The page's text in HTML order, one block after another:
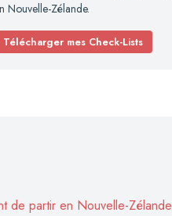
Nouvelle-Zélande.
Télécharger mes Check-Lists
de partir en Nouvelle-Zélande